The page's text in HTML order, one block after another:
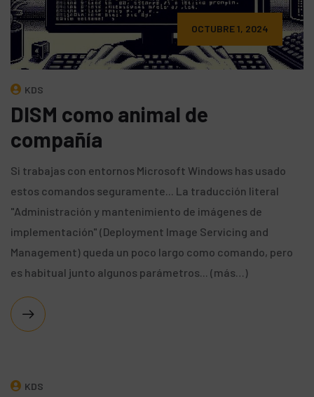
OCTUBRE 1, 2024
KDS
DISM como animal de
compañía
Si trabajas con entornos Microsoft Windows has usado
estos comandos seguramente... La traducción literal
"Administración y mantenimiento de imágenes de
implementación" (Deployment Image Servicing and
Management) queda un poco largo como comando, pero
es habitual junto algunos parámetros... (más…)
KDS